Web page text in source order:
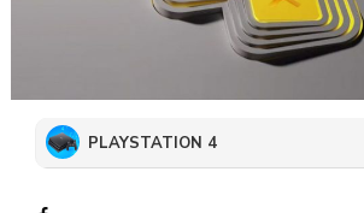
PLAYSTATION 4